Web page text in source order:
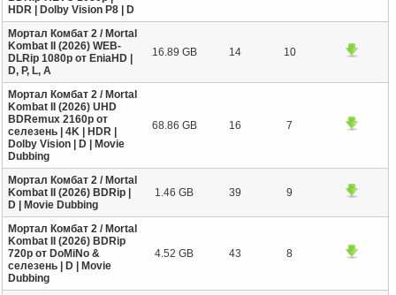
HDR | Dolby Vision P8 | D
Мортал Комбат 2 / Mortal
Kombat II (2026) WEB-
DLRip 1080p от EniaHD |
D, P, L, A
16.89 GB 14 10
Мортал Комбат 2 / Mortal
Kombat II (2026) UHD
BDRemux 2160p от
селезень | 4K | HDR |
Dolby Vision | D | Movie
Dubbing
68.86 GB 16 7
Мортал Комбат 2 / Mortal
Kombat II (2026) BDRip |
D | Movie Dubbing
1.46 GB 39 9
Мортал Комбат 2 / Mortal
Kombat II (2026) BDRip
720p от DoMiNo &
селезень | D | Movie
Dubbing
4.52 GB 43 8